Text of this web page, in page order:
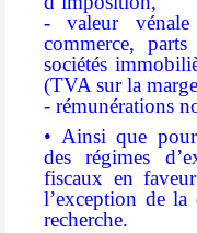
- valeur
commerce,
sociétés
(TVA sur la
- rémunérations
• Ainsi que
des régimes
fiscaux en
l’exception de la
recherche.